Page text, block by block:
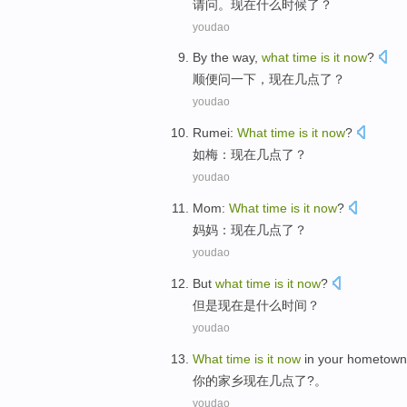
请问 。 现在什么 时候了？
youdao
By the way, what time is it now?
顺便问一下，现在几点了？
youdao
Rumei: What time is it now?
如梅 ： 现在几点了？
youdao
Mom: What time is it now?
妈妈 ： 现在几点了？
youdao
But what time is it now?
但是现在是什么时间 ？
youdao
What time is it now in your hometown
你的家乡现在几点了?。
youdao